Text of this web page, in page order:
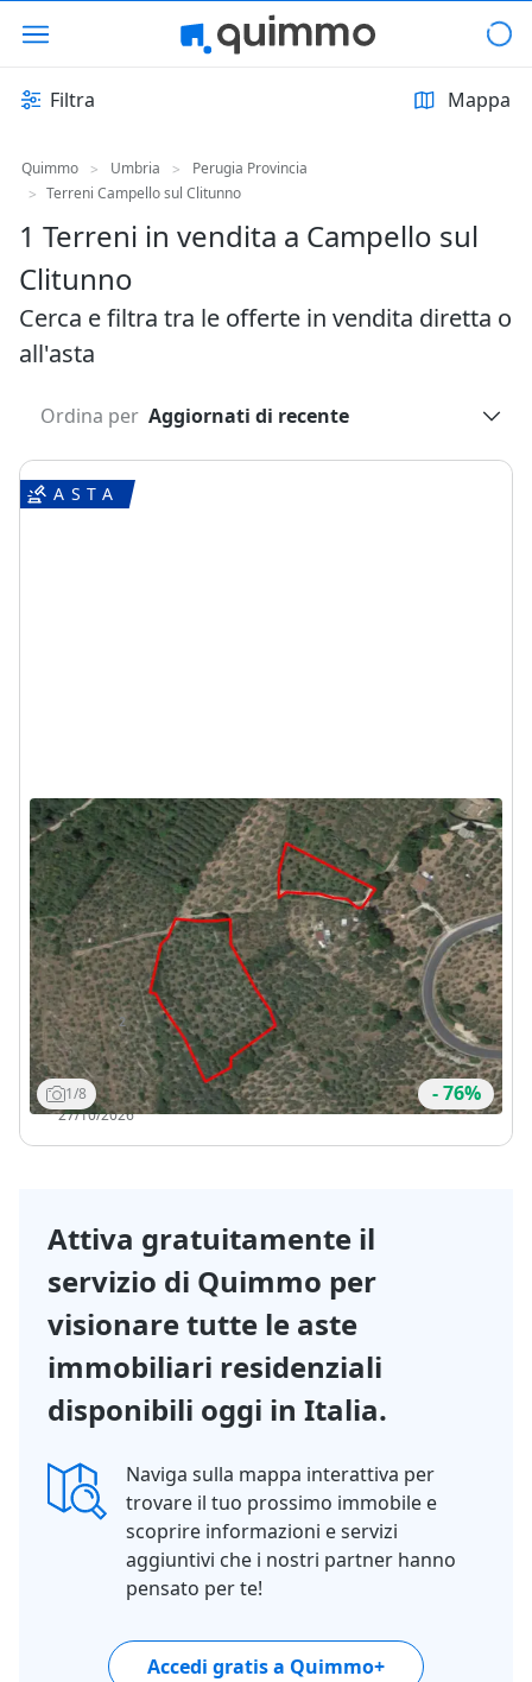
Filtra Mappa
Quimmo > Umbria >
Perugia Provincia
> Terreni Campello sul Clitunno
1 Terreni in vendita a Campello sul
Clitunno
Cerca e filtra tra le offerte in vendita diretta o
all'asta
Ordina per Aggiornati di recente
1/8 - 76%
Asta Terreno con fabbricato da
ripristinare
Campello sul Clitunno (Perugia) - Via delle Torrette
TERMINE OFFERTE: 27/10/2026
DA 32.805 €
4935 m2 1 Locale
TERMINE
OFFERTE:
27/10/2026
Visita
Messaggio
Chiama
Attiva gratuitamente il
servizio di Quimmo per
visionare tutte le aste
immobiliari residenziali
disponibili oggi in Italia.
Naviga sulla mappa interattiva per
trovare il tuo prossimo immobile e
scoprire informazioni e servizi
aggiuntivi che i nostri partner hanno
pensato per te!
Accedi gratis a Quimmo+